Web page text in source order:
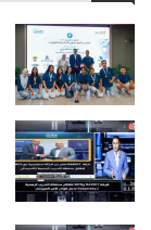
ا
س
م
«
ي
ا
د
ا
إ
ي